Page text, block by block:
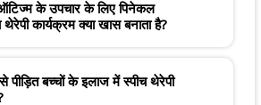
के उपचार के लिए पिनेकल
कार्यक्रम क्या खास बनाता है?
बच्चों के इलाज में स्पीच थेरेपी